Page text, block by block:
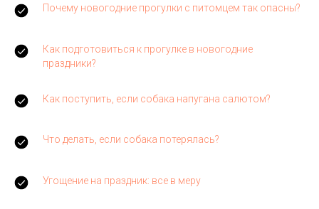
Почему новогодние прогулки с питомцем так опасны?
Как подготовиться к прогулке в новогодние
праздники?
Как поступить, если собака напугана салютом?
Что делать, если собака потерялась?
Угощение на праздник: все в меру